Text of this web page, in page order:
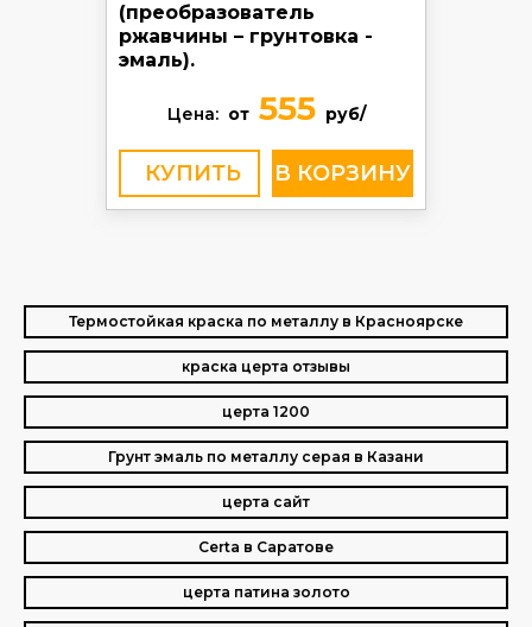
(преобразователь
ржавчины – грунтовка -
эмаль).
Цена: от555 руб/
КУПИТЬ
Термостойкая краска по металлу в Красноярске
краска церта отзывы
церта 1200
Грунт эмаль по металлу серая в Казани
церта сайт
Certa в Саратове
церта патина золото